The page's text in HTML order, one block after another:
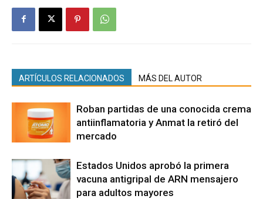
ARTÍCULOS RELACIONADOS MÁS DEL AUTOR
Roban partidas de una conocida crema
antiinflamatoria y Anmat la retiró del
mercado
Estados Unidos aprobó la primera
vacuna antigripal de ARN mensajero
para adultos mayores